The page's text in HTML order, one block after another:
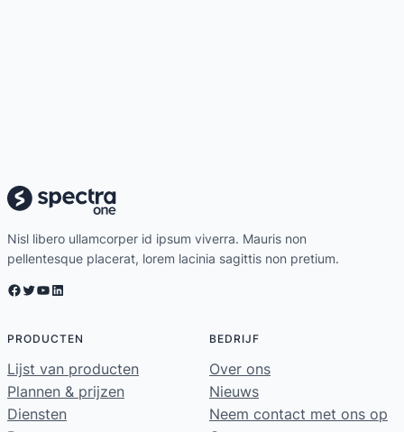
Nisl libero ullamcorper id ipsum viverra. Mauris non
pellentesque placerat, lorem lacinia sagittis non pretium.
Facebook Twitter YouTube LinkedIn
PRODUCTEN
Lijst van producten
Plannen & prijzen
Diensten
BEDRIJF
Over ons
Nieuws
Neem contact met ons op